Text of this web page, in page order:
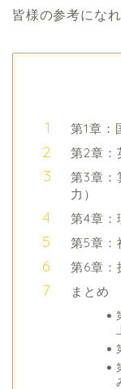
皆様の参考にな
第1章：
第2章：
第3章：
力）
第4章：
第5章：
第6章：
まとめ